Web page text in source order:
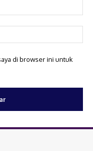
di browser ini untuk